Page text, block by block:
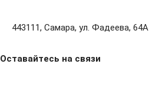
443111, Самара, ул. Фадеева, 64А
Оставайтесь на связи